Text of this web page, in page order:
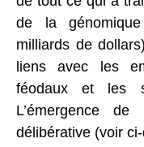
de la
milliards de
liens avec les
féodaux et les
L’émergence
délibérative (voir